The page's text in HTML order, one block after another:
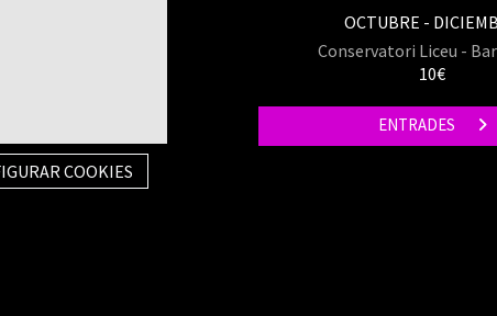
OCTUBRE -
Conservatori Liceu -
10€
ENTRADES
COOKIES